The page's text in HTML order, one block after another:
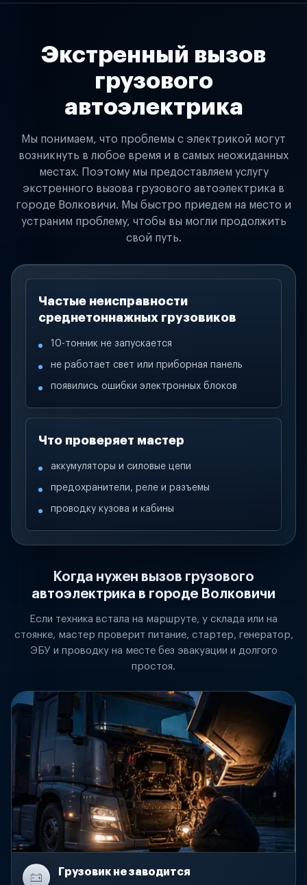
Экстренный вызов
грузового
автоэлектрика
Мы понимаем, что проблемы с электрикой могут
возникнуть в любое время и в самых неожиданных
местах. Поэтому мы предоставляем услугу
экстренного вызова грузового автоэлектрика в
городе Волковичи. Мы быстро приедем на место и
устраним проблему, чтобы вы могли продолжить
свой путь.
Частые неисправности
среднетоннажных грузовиков
10-тонник не запускается
не работает свет или приборная панель
появились ошибки электронных блоков
Что проверяет мастер
аккумуляторы и силовые цепи
предохранители, реле и разъемы
проводку кузова и кабины
Когда нужен вызов грузового
автоэлектрика в городе Волковичи
Если техника встала на маршруте, у склада или на
стоянке, мастер проверит питание, стартер, генератор,
ЭБУ и проводку на месте без эвакуации и долгого
простоя.
Грузовик не заводится